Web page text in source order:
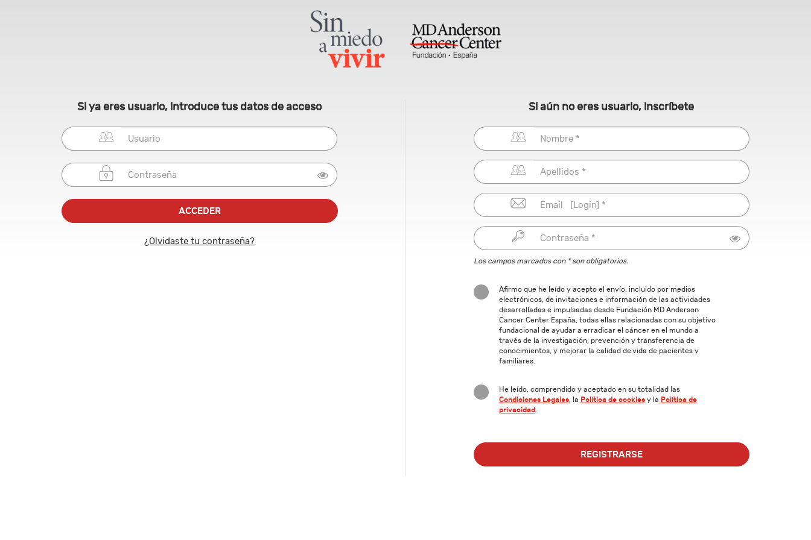
Si ya eres usuario, introduce tus datos de acceso
¿Olvidaste tu contraseña?
Si aún no eres usuario, inscríbete
Los campos marcados con * son obligatorios.
Afirmo que he leído y acepto el envío, incluido por medios
electrónicos, de invitaciones e información de las actividades
desarrolladas e impulsadas desde Fundación MD Anderson
Cancer Center España, todas ellas relacionadas con su objetivo
fundacional de ayudar a erradicar el cáncer en el mundo a
través de la investigación, prevención y transferencia de
conocimientos, y mejorar la calidad de vida de pacientes y
familiares.
He leído, comprendido y aceptado en su totalidad las
Condiciones Legales, la Política de cookiesy la Política de
privacidad.